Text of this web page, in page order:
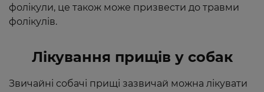
фолікули, це також може призвести до травми
фолікулів.
Лікування прищів у собак
Звичайні собачі прищі зазвичай можна лікувати